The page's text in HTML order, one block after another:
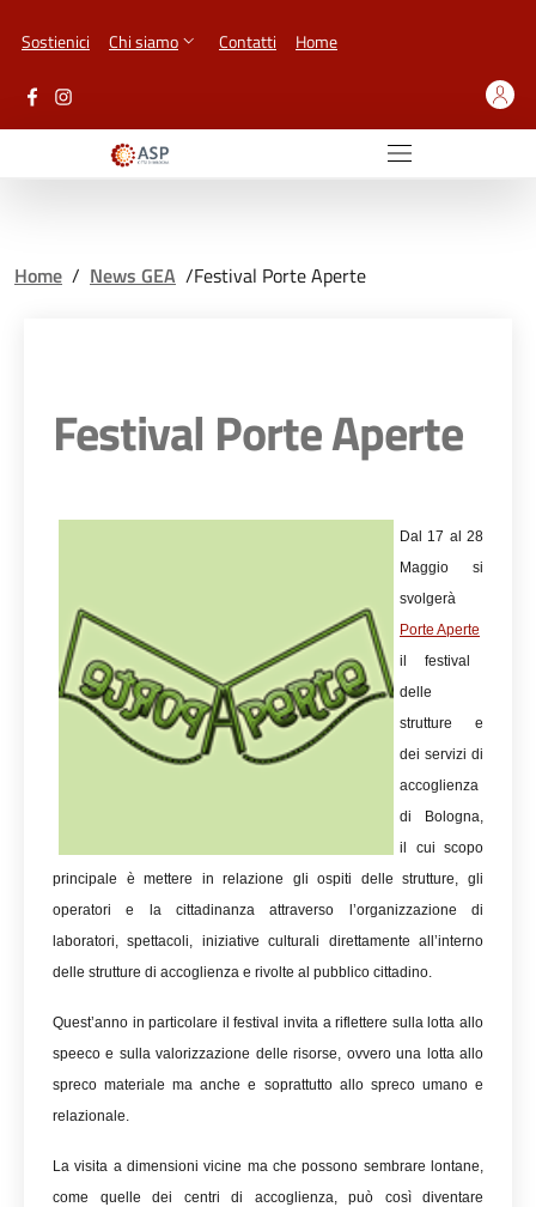
Sostienici Chi siamo Contatti Home
Home / News GEA /Festival Porte Aperte
Festival Porte Aperte
Dal 17 al 28
Maggio si
svolgerà
Porte Aperte
il festival
delle
strutture e
dei servizi di
accoglienza
di Bologna,
il cui scopo
principale è mettere in relazione gli ospiti delle strutture, gli
operatori e la cittadinanza attraverso l’organizzazione di
laboratori, spettacoli, iniziative culturali direttamente all’interno
delle strutture di accoglienza e rivolte al pubblico cittadino.
Quest’anno in particolare il festival invita a riflettere sulla lotta allo
speeco e sulla valorizzazione delle risorse, ovvero una lotta allo
spreco materiale ma anche e soprattutto allo spreco umano e
relazionale.
La visita a dimensioni vicine ma che possono sembrare lontane,
come quelle dei centri di accoglienza, può così diventare